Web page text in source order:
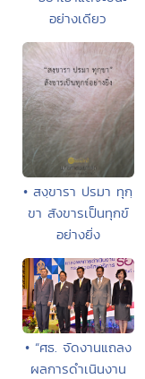
อย่างเดียว
• สงฺขารา ปรมา ทุกฺ
ขา สังขารเป็นทุกข์
อย่างยิ่ง
• “ศธ. จัดงานแถลง
ผลการดำเนินงาน